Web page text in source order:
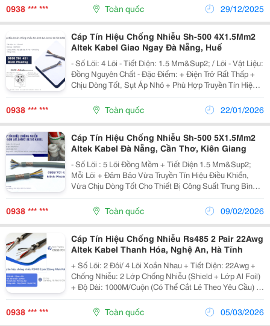
Đồng Chống Nhiễu -...
0938 *** *** Toàn quốc 29/12/2025
Cáp Tín Hiệu Chống Nhiễu Sh-500 4X1.5Mm2
Altek Kabel Giao Ngay Đà Nẵng, Huế
- Số Lõi: 4 Lõi - Tiết Diện: 1.5 Mm&Sup2; / Lõi - Vật Liệu:
Đồng Nguyên Chất - Đặc Điểm: + Điện Trở Rất Thấp +
Chịu Dòng Tốt, Sụt Áp Nhỏ + Phù Hợp Truyền Tín Hiệu
Xa Hoặc Tín Hiệu Điều Khiển Công Suất Nhỏ - Chống
Nhiễu : Lớp Giấy Bạc Al...
0938 *** *** Toàn quốc 22/01/2026
Cáp Tín Hiệu Chống Nhiễu Sh-500 5X1.5Mm2
Altek Kabel Đà Nẵng, Cần Thơ, Kiên Giang
- Số Lõi : 5 Lõi Đồng Mềm + Tiết Diện 1.5 Mm&Sup2;
Mỗi Lõi + Đảm Bảo Vừa Truyền Tín Hiệu Điều Khiển,
Vừa Chịu Dòng Tốt Cho Thiết Bị Công Suất Trung Bình -
Lớp Cách Điện Từng Lõi + Bọc Bằng Pvc Chuyên Dụng
+ Chống Rò Điện, Chịu Nhiệt Ổn Định...
0938 *** *** Toàn quốc 09/02/2026
Cáp Tín Hiệu Chống Nhiễu Rs485 2 Pair 22Awg
Altek Kabel Thanh Hóa, Nghệ An, Hà Tĩnh
+ Số Lõi: 2 Đôi/ 4 Lõi Xoắn Nhau + Tiết Diện: 22Awg +
Chống Nhiễu: 2 Lớp Chống Nhiễu (Shield + Lớp Al Foil)
+ Độ Dài: 1000M/Cuộn (Có Thể Cắt Lẻ Theo Yêu Cầu) +
Ruột Dẫn: Đồng 100% Có Xi Mạ Chống Oxi Hóa + Vỏ
Cách Điện: Pvc Màu Đen + Điện Áp...
0938 *** *** Toàn quốc 05/03/2026